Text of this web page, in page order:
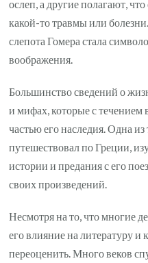
ослеп, а другие полагают,
какой-то травмы или
слепота Гомера стала
воображения.
Большинство сведений о
и мифах, которые с течением
частью его наследия. Одна из
путешествовал по Греции,
истории и предания с его
своих произведений.
Несмотря на то, что многие
его влияние на литературу и
переоценить. Много веков